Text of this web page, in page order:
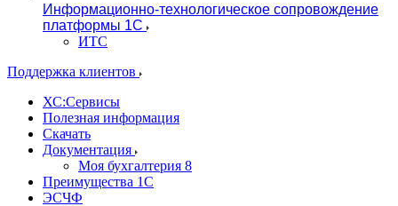
Информационно-технологическое сопровождение
платформы 1С
ИТС
Поддержка клиентов
ХС:Сервисы
Полезная информация
Скачать
Документация
Моя бухгалтерия 8
Преимущества 1С
ЭСЧФ